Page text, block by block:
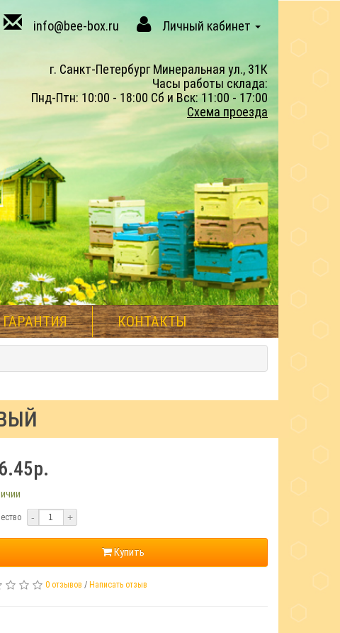
info@bee-box.ru Личный кабинет
г. Санкт-Петербург Минеральная ул., 31К
Часы работы склада:
Пнд-Птн: 10:00 - 18:00 Сб и Вск: 11:00 - 17:00
Схема проезда
ГАРАНТИЯ КОНТАКТЫ
- +
Купить
0 отзывов / Написать отзыв